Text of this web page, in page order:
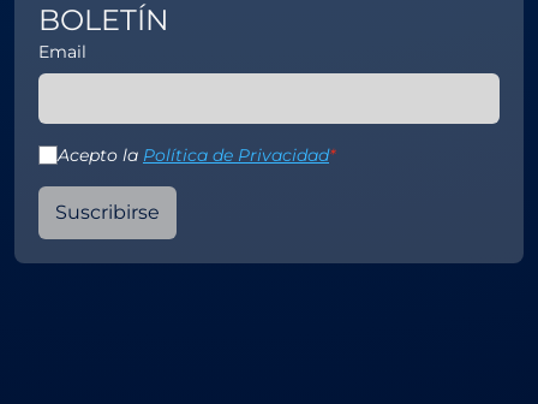
BOLETÍN
Email
Acepto la Política de Privacidad*
Suscribirse